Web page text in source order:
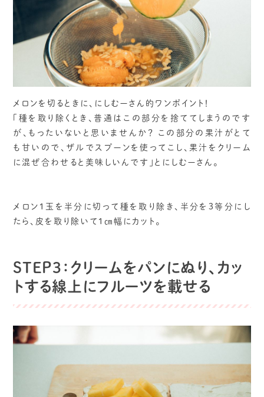
メロンを切るときに、にしむーさん的ワンポイント！
「種を取り除くとき、普通はこの部分を捨ててしまうのです
が、もったいないと思いませんか？ この部分の果汁がとて
も甘いので、ザルでスプーンを使ってこし、果汁をクリーム
に混ぜ合わせると美味しいんです」とにしむーさん。
メロン１玉を半分に切って種を取り除き、半分を３等分にし
たら、皮を取り除いて１㎝幅にカット。
STEP3：クリームをパンにぬり、カッ
トする線上にフルーツを載せる